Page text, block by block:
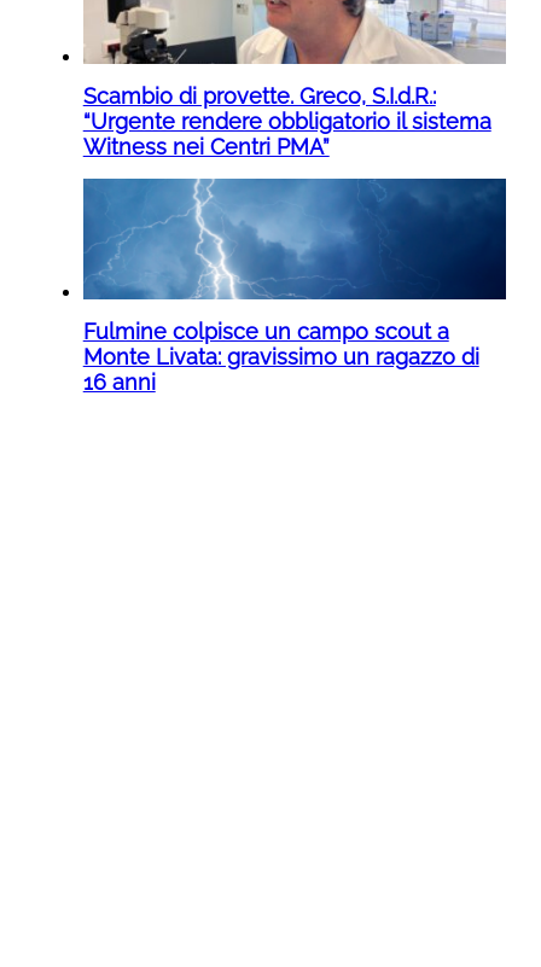
Scambio di provette. Greco, S.I.d.R.:
“Urgente rendere obbligatorio il sistema
Witness nei Centri PMA”
Fulmine colpisce un campo scout a
Monte Livata: gravissimo un ragazzo di
16 anni